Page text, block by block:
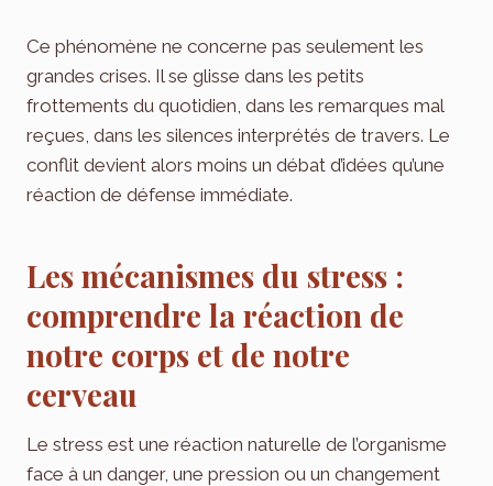
Ce phénomène ne concerne pas seulement les
grandes crises. Il se glisse dans les petits
frottements du quotidien, dans les remarques mal
reçues, dans les silences interprétés de travers. Le
conflit devient alors moins un débat d’idées qu’une
réaction de défense immédiate.
Les mécanismes du stress :
comprendre la réaction de
notre corps et de notre
cerveau
Le stress est une réaction naturelle de l’organisme
face à un danger, une pression ou un changement